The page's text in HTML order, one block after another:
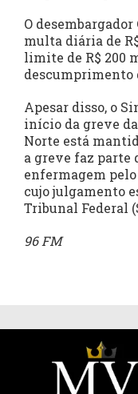
O
multa diária de
limite de R$ 200
descumprimento
Apesar disso, o
início da greve
Norte está
a greve faz parte
enfermagem
cujo julgamento
Tribunal Federal
96 FM